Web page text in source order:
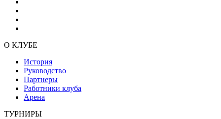
О КЛУБЕ
История
Руководство
Партнеры
Работники клуба
Арена
ТУРНИРЫ